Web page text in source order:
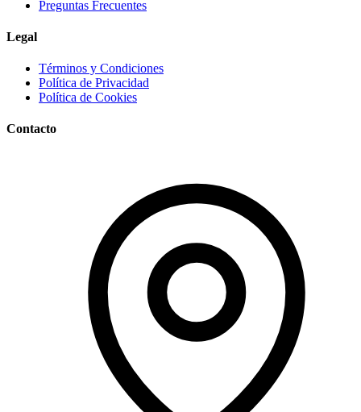
Preguntas Frecuentes
Legal
Términos y Condiciones
Política de Privacidad
Política de Cookies
Contacto